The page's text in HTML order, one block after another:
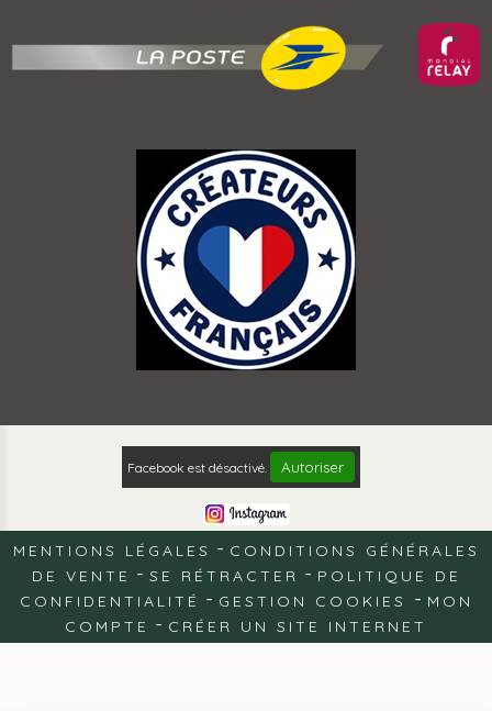
Facebook est désactivé. Autoriser
MENTIONS LÉGALES
CONDITIONS GÉNÉRALES
DE VENTE
SE RÉTRACTER
POLITIQUE DE
CONFIDENTIALITÉ
GESTION COOKIES
MON
COMPTE
CRÉER UN SITE INTERNET